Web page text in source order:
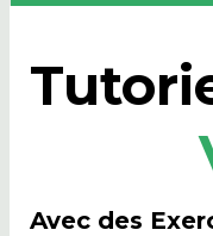
Avec des